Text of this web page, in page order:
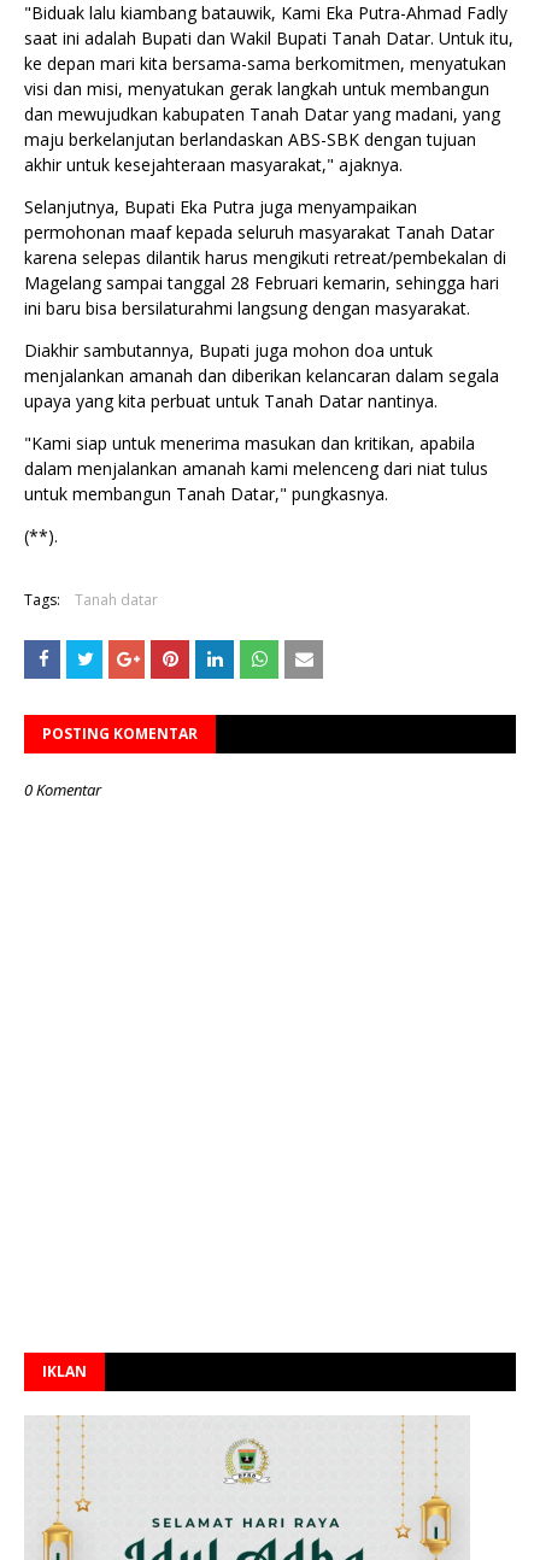
"Biduak lalu kiambang batauwik, Kami Eka Putra-Ahmad Fadly
saat ini adalah Bupati dan Wakil Bupati Tanah Datar. Untuk itu,
ke depan mari kita bersama-sama berkomitmen, menyatukan
visi dan misi, menyatukan gerak langkah untuk membangun
dan mewujudkan kabupaten Tanah Datar yang madani, yang
maju berkelanjutan berlandaskan ABS-SBK dengan tujuan
akhir untuk kesejahteraan masyarakat," ajaknya.
Selanjutnya, Bupati Eka Putra juga menyampaikan
permohonan maaf kepada seluruh masyarakat Tanah Datar
karena selepas dilantik harus mengikuti retreat/pembekalan di
Magelang sampai tanggal 28 Februari kemarin, sehingga hari
ini baru bisa bersilaturahmi langsung dengan masyarakat.
Diakhir sambutannya, Bupati juga mohon doa untuk
menjalankan amanah dan diberikan kelancaran dalam segala
upaya yang kita perbuat untuk Tanah Datar nantinya.
"Kami siap untuk menerima masukan dan kritikan, apabila
dalam menjalankan amanah kami melenceng dari niat tulus
untuk membangun Tanah Datar," pungkasnya.
(**).
Tags: Tanah datar
POSTING KOMENTAR
0 Komentar
IKLAN